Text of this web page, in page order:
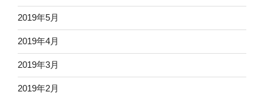
2019年5月
2019年4月
2019年3月
2019年2月